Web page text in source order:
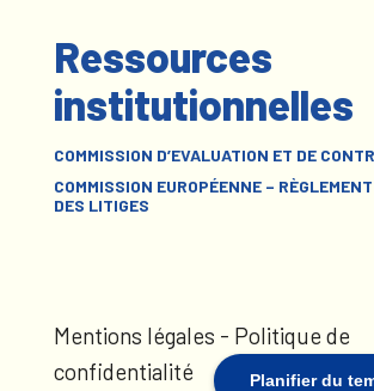
Planifier du
Ressources
institutionnelles
COMMISSION D’EVALUATION ET DE
COMMISSION EUROPÉENNE –
DES LITIGES
Mentions légales - Politique de
confidentialité